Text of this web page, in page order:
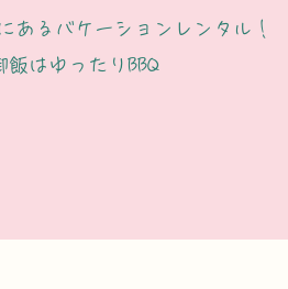
あるバケーションレンタル！
飯はゆったりBBQ